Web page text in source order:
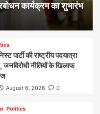
कार्यक्रम का शुभारंभ
पार्टी की राष्ट्रीय पदयात्रा
नीतियों के खिलाफ
August 6, 2026 0
Politics